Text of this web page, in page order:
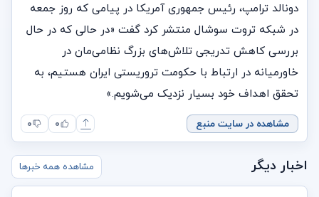
دونالد ترامپ، رئیس جمهوری آمریکا در پیامی که روز جمعه
در شبکه تروت سوشال منتشر کرد گفت «در حالی که در حال
بررسی کاهش تدریجی تلاش‌های بزرگ نظامی‌مان در
خاورمیانه در ارتباط با حکومت تروریستی ایران هستیم، به
تحقق اهداف خود بسیار نزدیک می‌شویم.»
مشاهده در سایت منبع ۰ ۰
اخبار دیگر مشاهده همه خبرها